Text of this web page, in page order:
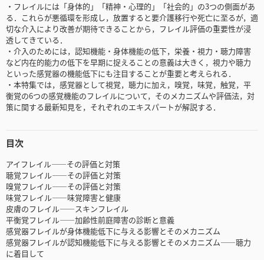
・フレイルには「身体的」「精神・心理的」「社会的」の3つの側面があ
る．これらが悪循環を形成し，放置すると要介護移行や死亡に至るが，適
切な介入により改善が期待できることから，フレイル評価の重要性が浸
透してきている．
・介入のためには，認知機能・身体機能の低下，栄養・視力・聴力障害
など内在的能力の低下を早期に捉えることの意義は大きく，視力や聴力
といった感覚器の機能低下にも注目することが重要と考えられる．
・本特集では，感覚器として視覚，聴力に加え，嗅覚，味覚，触覚，平
衡覚の6つの感覚機能のフレイルについて，そのメカニズムや評価法，対
策に関する最新知見を，それぞれのエキスパートが解説する．
目次
アイフレイル――その評価と対策
聴覚フレイル――その評価と対策
嗅覚フレイル――その評価と対策
味覚フレイル――味覚障害と健康
皮膚のフレイル――スキンフレイル
平衡覚フレイル――加齢性前庭障害の診断と意義
感覚器フレイルが身体機能低下に与える影響とそのメカニズム
感覚器フレイルが認知機能低下に与える影響とそのメカニズム――聴力
に着目して